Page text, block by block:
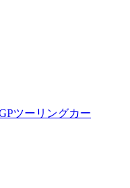
ツーリングカー